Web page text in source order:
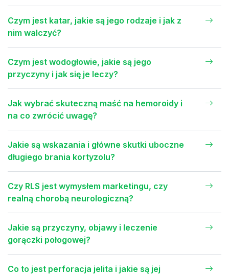
Czym jest katar, jakie są jego rodzaje i jak z
nim walczyć?
Czym jest wodogłowie, jakie są jego
przyczyny i jak się je leczy?
Jak wybrać skuteczną maść na hemoroidy i
na co zwrócić uwagę?
Jakie są wskazania i główne skutki uboczne
długiego brania kortyzolu?
Czy RLS jest wymysłem marketingu, czy
realną chorobą neurologiczną?
Jakie są przyczyny, objawy i leczenie
gorączki połogowej?
Co to jest perforacja jelita i jakie są jej